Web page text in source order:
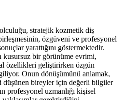
stratejik kozmetik diş
özgüveni ve profesyonel
yarattığını göstermektedir.
bir görünüme evrimi,
özellikleri geliştirirken özgün
Onun dönüşümünü anlamak,
bireyler için değerli bilgiler
profesyonel uzmanlığı kişisel